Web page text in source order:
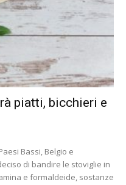
piatti, bicchieri e
Bassi, Belgio e
di bandire le stoviglie in
e formaldeide, sostanze